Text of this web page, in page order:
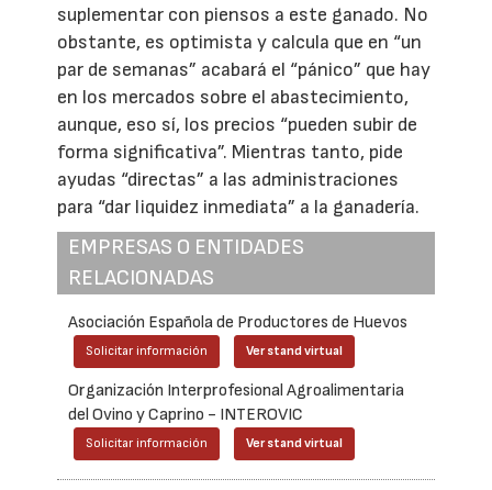
suplementar con piensos a este ganado. No
obstante, es optimista y calcula que en “un
par de semanas” acabará el “pánico” que hay
en los mercados sobre el abastecimiento,
aunque, eso sí, los precios “pueden subir de
forma significativa”. Mientras tanto, pide
ayudas “directas” a las administraciones
para “dar liquidez inmediata” a la ganadería.
EMPRESAS O ENTIDADES
RELACIONADAS
Asociación Española de Productores de Huevos
Solicitar información Ver stand virtual
Organización Interprofesional Agroalimentaria
del Ovino y Caprino - INTEROVIC
Solicitar información Ver stand virtual